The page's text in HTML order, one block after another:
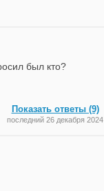
был кто?
Показать ответы (9)
последний 26 декабря 2024